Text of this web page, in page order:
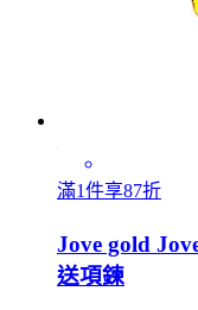
滿1件享87折
Jove gold
送項鍊